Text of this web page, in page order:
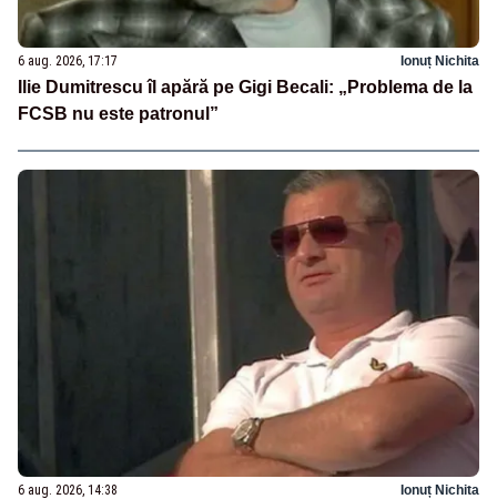
6 aug. 2026, 17:17 Ionuț Nichita
Ilie Dumitrescu îl apără pe Gigi Becali: „Problema de la
FCSB nu este patronul”
6 aug. 2026, 14:38 Ionuț Nichita